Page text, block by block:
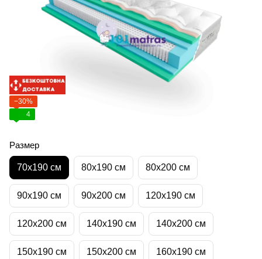
−30%
4
Размер
70х190 см 80х190 см 80х200 см
90х190 см 90х200 см 120х190 см
120х200 см 140х190 см 140х200 см
150х190 см 150х200 см 160х190 см